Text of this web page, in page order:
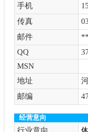
手机
传真
邮件
QQ
MSN
地址
邮编
经营意向
行业意向